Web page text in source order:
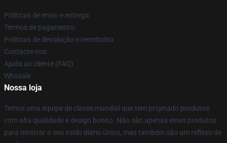
Políticas de envio e entrega
Termos de pagamento
Políticas de devolução e reembolso
Contacte-nos
Ajuda ao cliente (FAQ)
Whosale
Nossa loja
Temos uma equipe de classe mundial que tem projetado produtos
com alta qualidade e design bonito. Não são apenas estes produtos
para mostrar o seu estilo diário único, mas também são um reflexo de